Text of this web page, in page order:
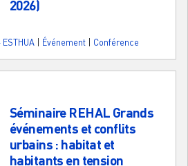
2026)
Événement Conférence
Séminaire REHAL Grands
événements et conflits
urbains : habitat et
habitants en tension